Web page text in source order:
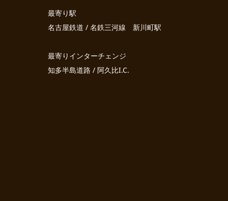
最寄り駅
名古屋鉄道 / 名鉄三河線 新川町駅
最寄りインターチェンジ
知多半島道路 / 阿久比I.C.